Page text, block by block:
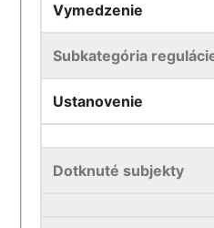
Vymedzenie
Subkategória
Ustanovenie
Dotknuté subjekty